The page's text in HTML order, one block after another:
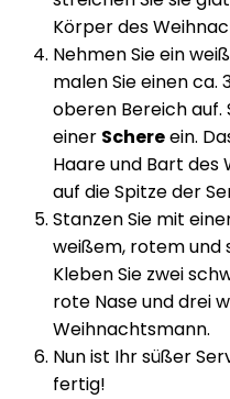
Körper des
Nehmen Sie ein
malen Sie einen
oberen Bereich auf.
einer Schereein.
Haare und Bart des
auf die Spitze der
Stanzen Sie mit
weißem, rotem und
Kleben Sie zwei
rote Nase und drei
Weihnachtsmann.
Nun ist Ihr süßer
fertig!